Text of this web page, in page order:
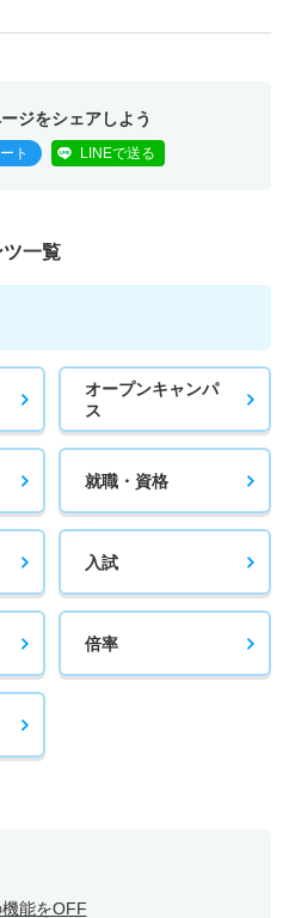
ジをシェアしよう
ト LINEで送る
一覧
オープンキャンパ
ス
就職・資格
入試
倍率
機能をOFF